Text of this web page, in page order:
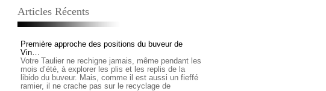
Articles Récents
Première approche des positions du buveur de
Vin…
Votre Taulier ne rechigne jamais, même pendant les
mois d’été, à explorer les plis et les replis de la
libido du buveur. Mais, comme il est aussi un fieffé
ramier, il ne crache pas sur le recyclage de